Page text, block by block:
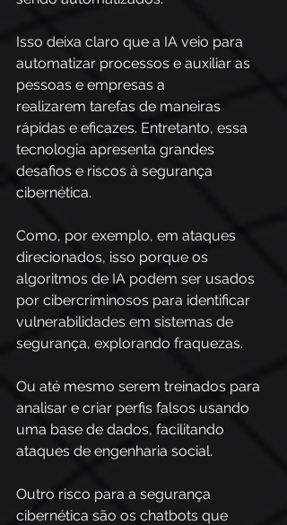
Isso deixa claro que a IA veio para
automatizar processos e auxiliar as
pessoas e empresas a
realizarem tarefas de maneiras
rápidas e eficazes. Entretanto, essa
tecnologia apresenta grandes
desafios e riscos à segurança
cibernética.
Como, por exemplo, em ataques
direcionados, isso porque os
algoritmos de IA podem ser usados
por cibercriminosos para identificar
vulnerabilidades em sistemas de
segurança, explorando fraquezas.
Ou até mesmo serem treinados para
analisar e criar perfis falsos usando
uma base de dados, facilitando
ataques de engenharia social.
Outro risco para a segurança
cibernética são os chatbots que